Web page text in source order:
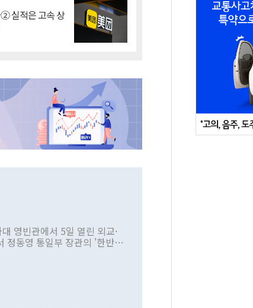
실적은 고속 상
영빈관에서 5일 열린 외교·
정동영 통일부 장관의 '한반도
을 정책으로 추진하겠다고 공
판을 내놨다. 그동안 정 장